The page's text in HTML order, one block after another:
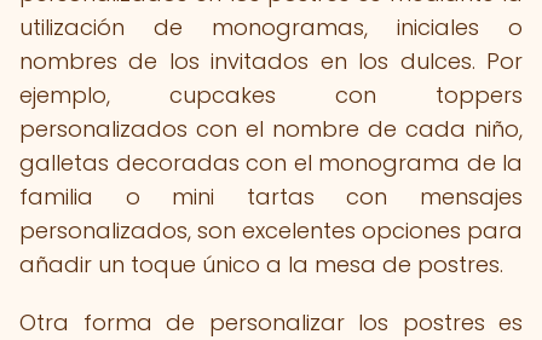
utilización de monogramas, iniciales o
nombres de los invitados en los dulces. Por
ejemplo, cupcakes con toppers
personalizados con el nombre de cada niño,
galletas decoradas con el monograma de la
familia o mini tartas con mensajes
personalizados, son excelentes opciones para
añadir un toque único a la mesa de postres.
Otra forma de personalizar los postres es